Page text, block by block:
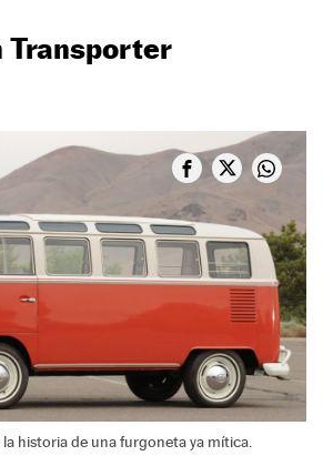
Transporter
historia de una furgoneta ya mítica.